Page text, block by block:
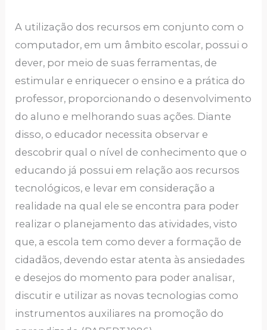
A utilização dos recursos em conjunto com o
computador, em um âmbito escolar, possui o
dever, por meio de suas ferramentas, de
estimular e enriquecer o ensino e a prática do
professor, proporcionando o desenvolvimento
do aluno e melhorando suas ações. Diante
disso, o educador necessita observar e
descobrir qual o nível de conhecimento que o
educando já possui em relação aos recursos
tecnológicos, e levar em consideração a
realidade na qual ele se encontra para poder
realizar o planejamento das atividades, visto
que, a escola tem como dever a formação de
cidadãos, devendo estar atenta às ansiedades
e desejos do momento para poder analisar,
discutir e utilizar as novas tecnologias como
instrumentos auxiliares na promoção do